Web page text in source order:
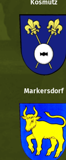
Kosmütz
Markersdorf